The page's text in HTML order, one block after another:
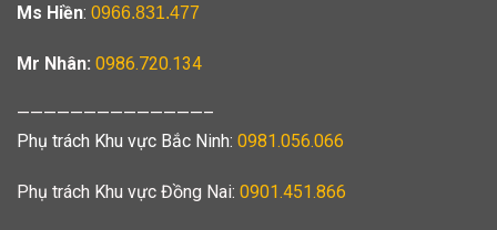
Ms Hiền: 0966.831.477
Mr Nhân: 0986.720.134
——————————————–
Phụ trách Khu vực Bắc Ninh: 0981.056.066
Phụ trách Khu vực Đồng Nai: 0901.451.866